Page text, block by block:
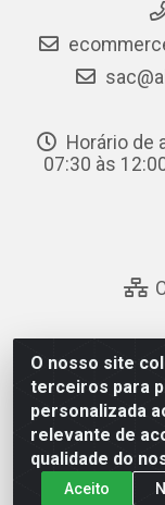
O nosso site
terceiros para
personalizada
relevante de
qualidade do
Aceito
Horário de
07:30 às
Abreu & Silva -
Olho D'Água